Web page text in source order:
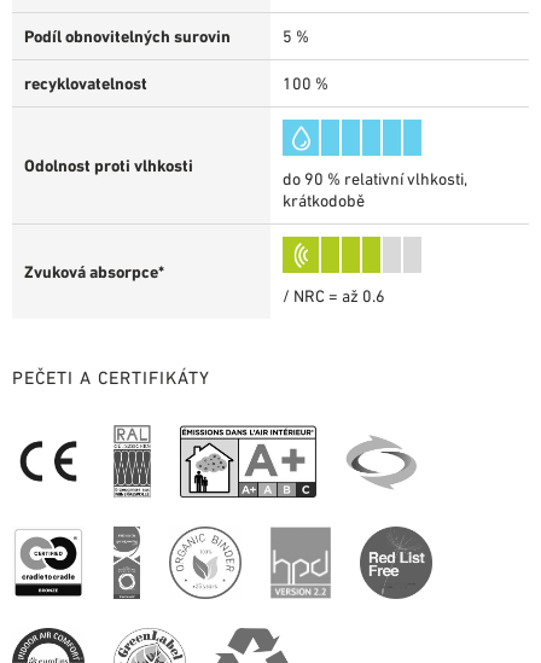
Podíl obnovitelných surovin 5 %
recyklovatelnost 100 %
Odolnost proti vlhkosti
do 90 % relativní vlhkosti,
krátkodobě
Zvuková absorpce*
/ NRC = až 0.6
PEČETI A CERTIFIKÁTY